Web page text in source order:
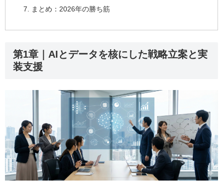
まとめ：2026年の勝ち筋
第1章｜AIとデータを核にした戦略立案と実
装支援